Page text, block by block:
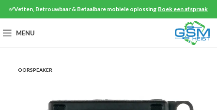
✅Vetten, Betrouwbaar & Betaalbare mobiele oplossing Boek een afspraak
MENU
OORSPEAKER